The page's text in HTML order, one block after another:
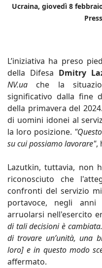
Ucraina, giovedì 8
Press
L’iniziativa ha preso
della Difesa Dmitry
NV.ua che la
significativo dalla fine
della primavera del
di uomini idonei al
la loro posizione.
su cui possiamo lavorare",
Lazutkin, tuttavia, non
riconosciuto che
confronti del servizio
portavoce, negli
arruolarsi nell'esercito
di tali decisioni è
di trovare un’unità, una
loro] e in questo modo
affermato.